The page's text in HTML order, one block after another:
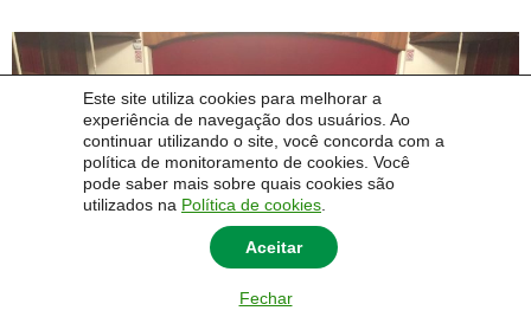
Este site utiliza cookies para melhorar a
experiência de navegação dos usuários. Ao
continuar utilizando o site, você concorda com a
política de monitoramento de cookies. Você
pode saber mais sobre quais cookies são
utilizados na Política de cookies
Aceitar
Fechar